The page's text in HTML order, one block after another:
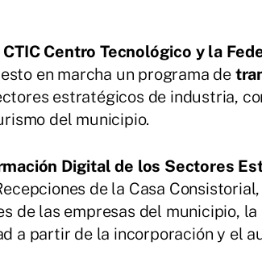
Centro Tecnológico y la
en marcha un programa de
estratégicos de industria,
del municipio.
Digital de los Sectores
de la Casa
de las empresas del municipio,
a partir de la incorporación y el